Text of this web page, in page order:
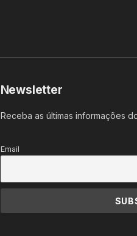
Newsletter
Receba as últimas informações
Email